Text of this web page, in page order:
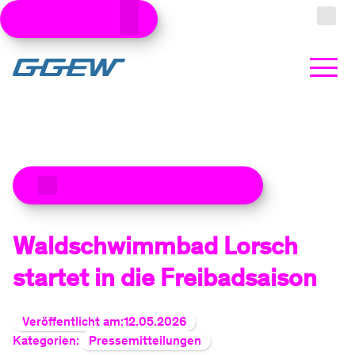
Kundenbereiche
Suche
Produkte
Stromtarife
Ökostrom
Dynamische Stromtarife
Gas
Produkte
Erdgastarife
Grundversorgung Gas
Wärme
Produkte
Wärmepumpe kaufen
Photovoltaik
Waldschwimmbad Lorsch
startet in die Freibadsaison
Veröffentlicht am:12.05.2026
Kategorien:
Pressemitteilungen